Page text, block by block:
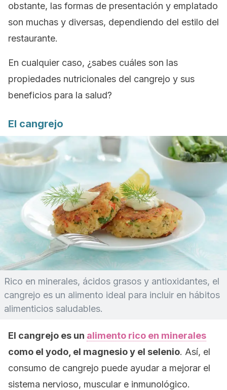
obstante, las formas de presentación y emplatado
son muchas y diversas, dependiendo del estilo del
restaurante.
En cualquier caso, ¿sabes cuáles son las
propiedades nutricionales del cangrejo y sus
beneficios para la salud?
El cangrejo
Rico en minerales, ácidos grasos y antioxidantes, el
cangrejo es un alimento ideal para incluir en hábitos
alimenticios saludables.
El cangrejo es un alimento rico en minerales
como el yodo, el magnesio y el selenio. Así, el
consumo de cangrejo puede ayudar a mejorar el
sistema nervioso, muscular e inmunológico.